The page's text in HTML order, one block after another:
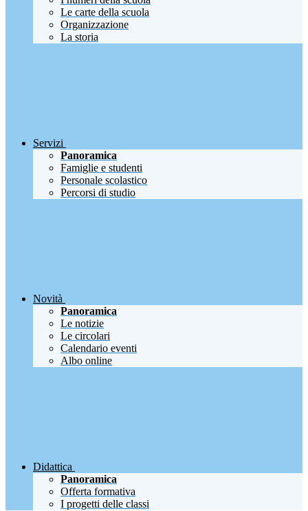
Le carte della scuola
Organizzazione
La storia
Servizi
Panoramica
Famiglie e studenti
Personale scolastico
Percorsi di studio
Novità
Panoramica
Le notizie
Le circolari
Calendario eventi
Albo online
Didattica
Panoramica
Offerta formativa
I progetti delle classi